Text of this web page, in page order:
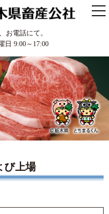
お電話にて。
日 9:00～17:00
び上場